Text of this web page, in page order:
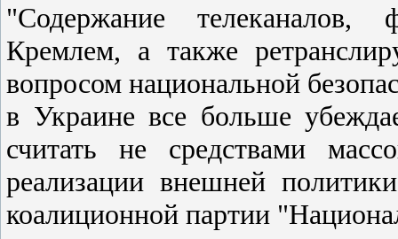
"Содержание телеканалов,
Кремлем, а также
вопросом национальной
в Украине все больше
считать не средствами
реализации внешней
коалиционной партии